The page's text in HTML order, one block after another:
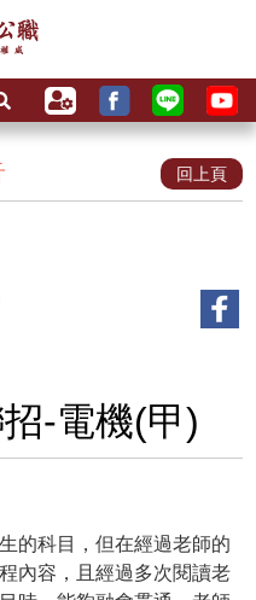
回上頁
-電機(甲)
的科目，但在經過老師的
內容，且經過多次閱讀老